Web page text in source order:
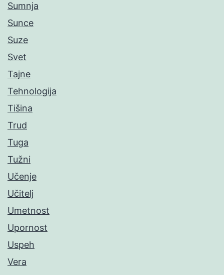
Sumnja
Sunce
Suze
Svet
Tajne
Tehnologija
Tišina
Trud
Tuga
Tužni
Učenje
Učitelj
Umetnost
Upornost
Uspeh
Vera